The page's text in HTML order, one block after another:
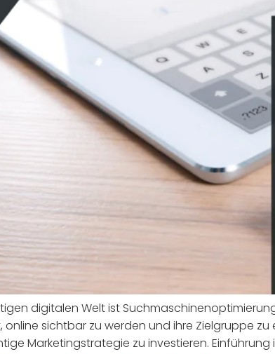
digitalen Welt ist
online sichtbar zu werden und ihre Zielgruppe
Marketingstrategie zu investieren. Einführung